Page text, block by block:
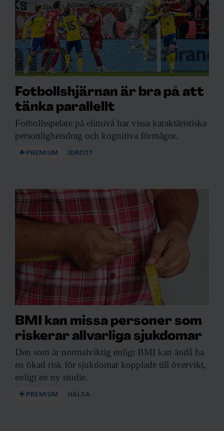
Fotbollshjärnan är bra på att
tänka parallellt
Fotbollsspelare på elitnivå har vissa karaktäristiska
personlighetsdrag och kognitiva förmågor.
PREMIUM IDROTT
BMI kan missa personer som
riskerar allvarliga sjukdomar
Den som är normalviktig enligt BMI kan ändå ha
en ökad risk för sjukdomar kopplade till övervikt,
enligt en ny studie.
PREMIUM HÄLSA